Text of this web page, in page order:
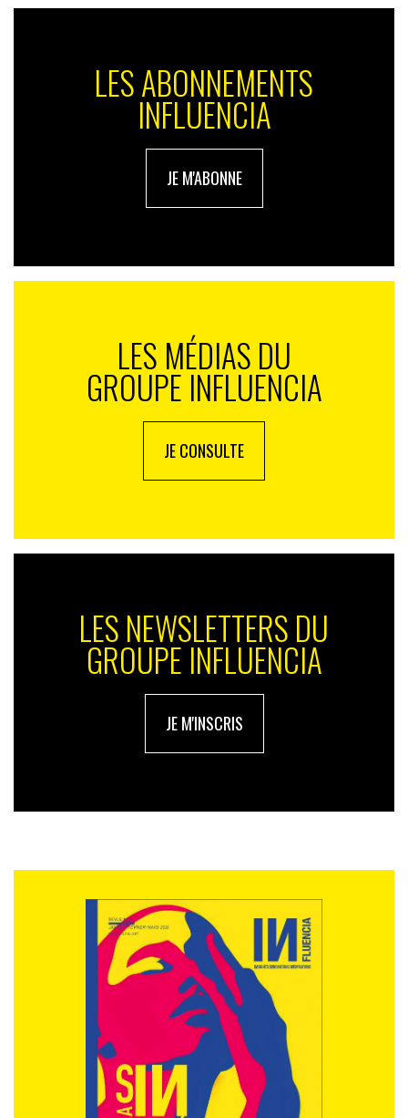
LES ABONNEMENTS
INFLUENCIA
JE M'ABONNE
LES MÉDIAS DU
GROUPE INFLUENCIA
JE CONSULTE
LES NEWSLETTERS DU
GROUPE INFLUENCIA
JE M'INSCRIS